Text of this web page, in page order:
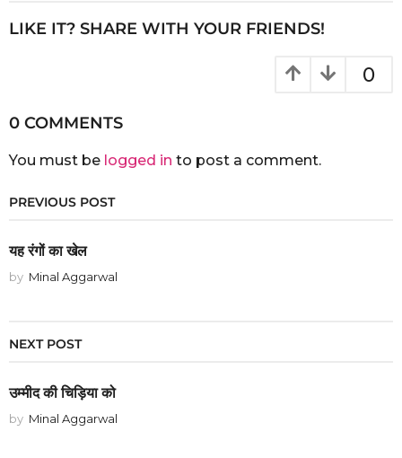
LIKE IT? SHARE WITH YOUR FRIENDS!
0
0 COMMENTS
You must be logged in to post a comment.
PREVIOUS POST
यह रंगों का खेल
by Minal Aggarwal
NEXT POST
उम्मीद की चिड़िया को
by Minal Aggarwal